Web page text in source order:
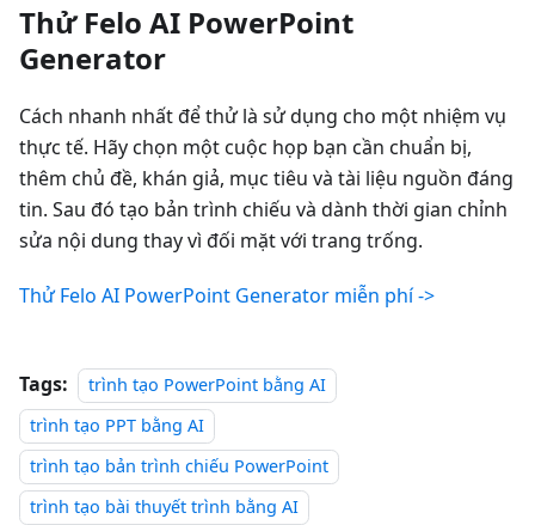
Thử Felo AI PowerPoint
Generator
Cách nhanh nhất để thử là sử dụng cho một nhiệm vụ
thực tế. Hãy chọn một cuộc họp bạn cần chuẩn bị,
thêm chủ đề, khán giả, mục tiêu và tài liệu nguồn đáng
tin. Sau đó tạo bản trình chiếu và dành thời gian chỉnh
sửa nội dung thay vì đối mặt với trang trống.
Thử Felo AI PowerPoint Generator miễn phí ->
Tags:
trình tạo PowerPoint bằng AI
trình tạo PPT bằng AI
trình tạo bản trình chiếu PowerPoint
trình tạo bài thuyết trình bằng AI